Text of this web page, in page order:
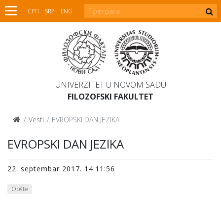
СРП SRP ENG
UNIVERZITET U NOVOM SADU
FILOZOFSKI FAKULTET
Vesti EVROPSKI DAN JEZIKA
EVROPSKI DAN JEZIKA
22. septembar 2017. 14:11:56
Opšte